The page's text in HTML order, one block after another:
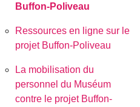
Buffon-Poliveau
Ressources en ligne sur le
projet Buffon-Poliveau
La mobilisation du
personnel du Muséum
contre le projet Buffon-